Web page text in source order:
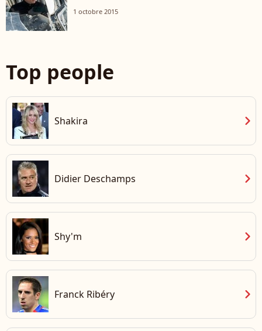
1 octobre 2015
Top people
Shakira chevron_right
Didier Deschamps chevron_right
Shy'm chevron_right
Franck Ribéry chevron_right